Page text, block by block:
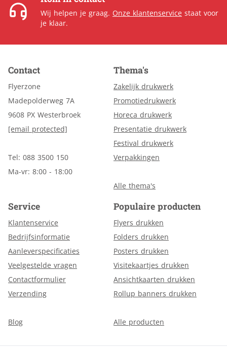
Wij helpen je graag. Onze klantenservice staat voor
je klaar.
Contact
Flyerzone
Madepolderweg 7A
9608 PX Westerbroek
[email protected]
Tel: 088 3500 150
Ma-vr: 8:00 - 18:00
Thema's
Zakelijk drukwerk
Promotiedrukwerk
Horeca drukwerk
Presentatie drukwerk
Festival drukwerk
Verpakkingen
Alle thema's
Service
Klantenservice
Bedrijfsinformatie
Aanleverspecificaties
Veelgestelde vragen
Contactformulier
Verzending
Blog
Populaire producten
Flyers drukken
Folders drukken
Posters drukken
Visitekaartjes drukken
Ansichtkaarten drukken
Rollup banners drukken
Alle producten